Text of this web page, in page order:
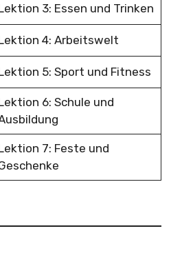
3: Essen und Trinken
4: Arbeitswelt
5: Sport und Fitness
6: Schule und
7: Feste und